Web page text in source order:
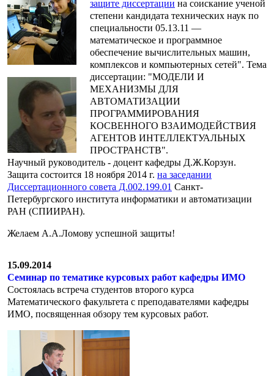
защите диссертации на соискание ученой
степени кандидата технических наук по
специальности 05.13.11 —
математическое и программное
обеспечение вычислительных машин,
комплексов и компьютерных сетей". Тема
диссертации: "МОДЕЛИ И
МЕХАНИЗМЫ ДЛЯ
АВТОМАТИЗАЦИИ
ПРОГРАММИРОВАНИЯ
КОСВЕННОГО ВЗАИМОДЕЙСТВИЯ
АГЕНТОВ ИНТЕЛЛЕКТУАЛЬНЫХ
ПРОСТРАНСТВ".
Научный руководитель - доцент кафедры Д.Ж.Корзун.
Защита состоится 18 ноября 2014 г. на заседании
Диссертационного совета Д.002.199.01 Санкт-
Петербургского института информатики и автоматизации
РАН (СПИИРАН).
Желаем А.А.Ломову успешной защиты!
15.09.2014
Семинар по тематике курсовых работ кафедры ИМО
Состоялась встреча студентов второго курса
Математического факультета с преподавателями кафедры
ИМО, посвященная обзору тем курсовых работ.